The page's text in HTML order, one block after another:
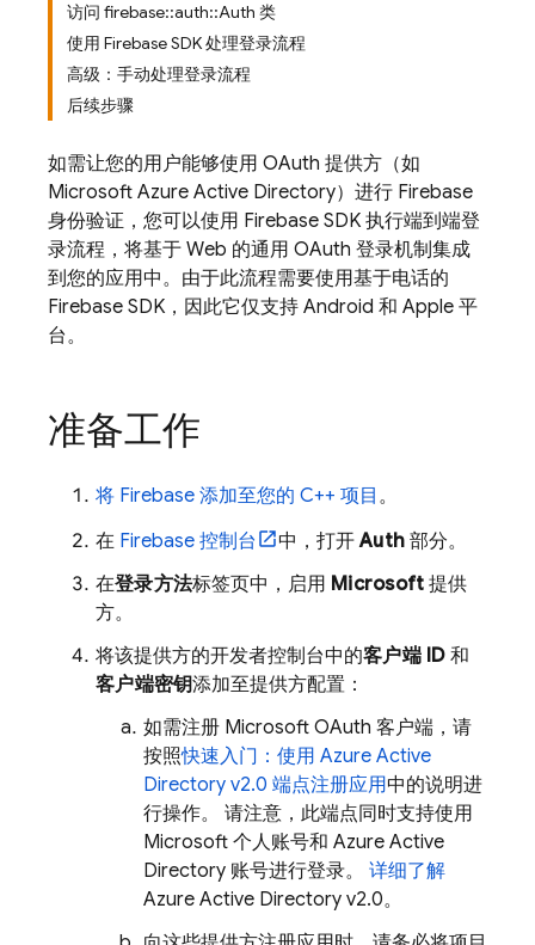
访问 firebase::auth::Auth 类
使用 Firebase SDK 处理登录流程
高级：手动处理登录流程
后续步骤
如需让您的用户能够使用 OAuth 提供方（如
Microsoft Azure Active Directory）进行 Firebase
身份验证，您可以使用 Firebase SDK 执行端到端登
录流程，将基于 Web 的通用 OAuth 登录机制集成
到您的应用中。由于此流程需要使用基于电话的
Firebase SDK，因此它仅支持 Android 和 Apple 平
台。
准备工作
将 Firebase 添加至您的 C++ 项目 。
在 Firebase 控制台 中，打开Auth 部分。
在登录方法标签页中，启用 Microsoft 提供
方。
将该提供方的开发者控制台中的客户端 ID和
客户端密钥添加至提供方配置：
如需注册 Microsoft OAuth 客户端，请
按照快速入门：使用 Azure Active
Directory v2.0 端点注册应用中的说明进
行操作。 请注意，此端点同时支持使用
Microsoft 个人账号和 Azure Active
Directory 账号进行登录。 详细了解
Azure Active Directory v2.0。